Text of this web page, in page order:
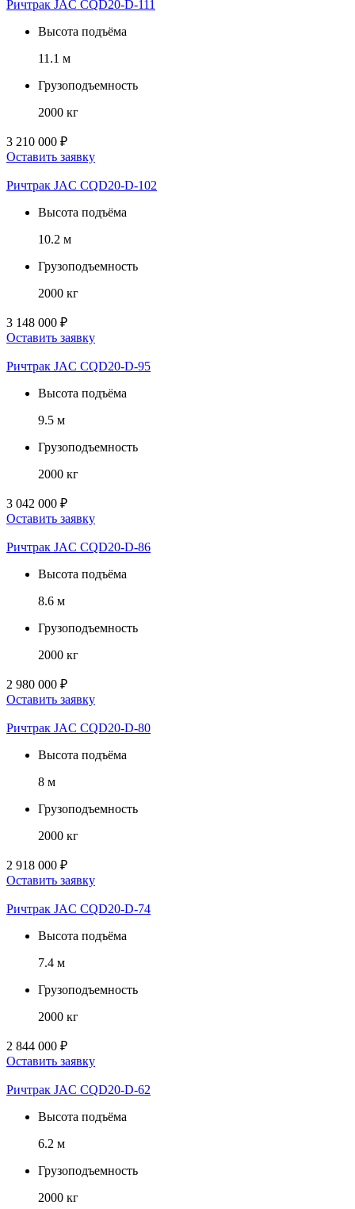
Ричтрак JAC CQD20-D-111
Высота подъёма
11.1 м
Грузоподъемность
2000 кг
3 210 000 ₽
Оставить заявку
Ричтрак JAC CQD20-D-102
Высота подъёма
10.2 м
Грузоподъемность
2000 кг
3 148 000 ₽
Оставить заявку
Ричтрак JAC CQD20-D-95
Высота подъёма
9.5 м
Грузоподъемность
2000 кг
3 042 000 ₽
Оставить заявку
Ричтрак JAC CQD20-D-86
Высота подъёма
8.6 м
Грузоподъемность
2000 кг
2 980 000 ₽
Оставить заявку
Ричтрак JAC CQD20-D-80
Высота подъёма
8 м
Грузоподъемность
2000 кг
2 918 000 ₽
Оставить заявку
Ричтрак JAC CQD20-D-74
Высота подъёма
7.4 м
Грузоподъемность
2000 кг
2 844 000 ₽
Оставить заявку
Ричтрак JAC CQD20-D-62
Высота подъёма
6.2 м
Грузоподъемность
2000 кг